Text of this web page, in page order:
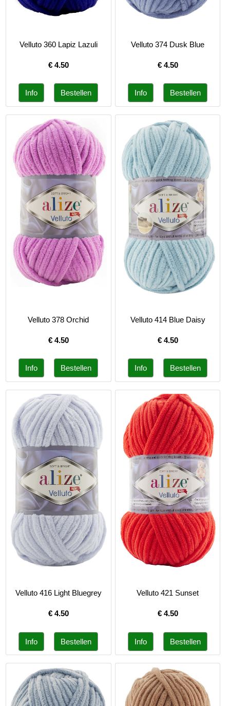
Velluto 360 Lapiz Lazuli
€ 4.50
Velluto 374 Dusk Blue
€ 4.50
Velluto 378 Orchid
€ 4.50
Velluto 414 Blue Daisy
€ 4.50
Velluto 416 Light Bluegrey
€ 4.50
Velluto 421 Sunset
€ 4.50